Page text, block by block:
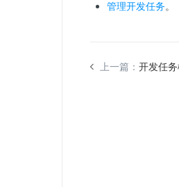
管理开发任务。
上一篇： 开发任